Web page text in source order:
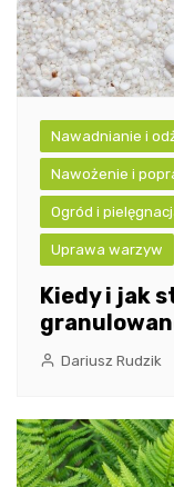
Nawadnianie i
Nawożenie i
Ogród i
Uprawa warzyw
Kiedy i jak
Dariusz Rudzik